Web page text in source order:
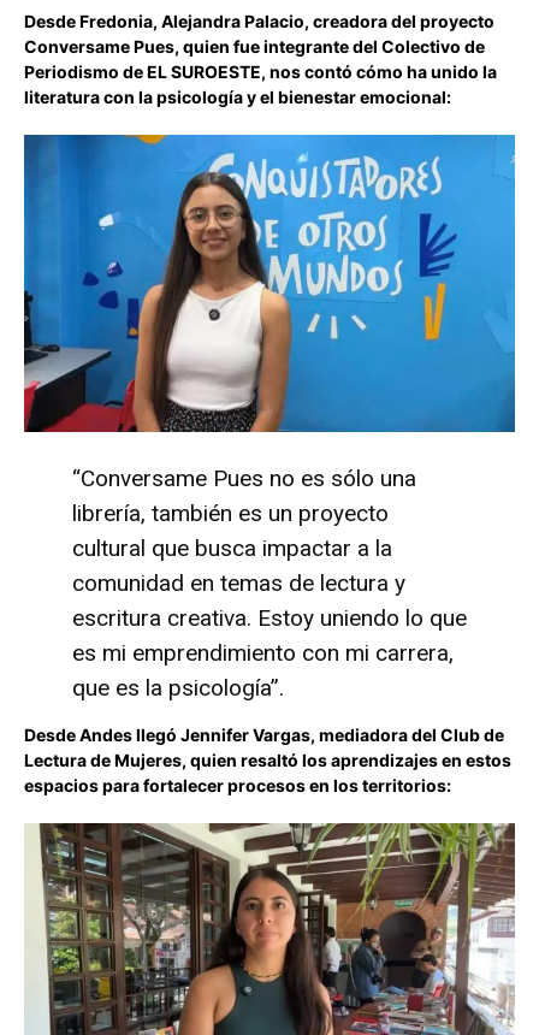
Desde Fredonia, Alejandra Palacio, creadora del proyecto
Conversame Pues, quien fue integrante del Colectivo de
Periodismo de EL SUROESTE, nos contó cómo ha unido la
literatura con la psicología y el bienestar emocional:
“Conversame Pues no es sólo una
librería, también es un proyecto
cultural que busca impactar a la
comunidad en temas de lectura y
escritura creativa. Estoy uniendo lo que
es mi emprendimiento con mi carrera,
que es la psicología”.
Desde Andes llegó Jennifer Vargas, mediadora del Club de
Lectura de Mujeres, quien resaltó los aprendizajes en estos
espacios para fortalecer procesos en los territorios: